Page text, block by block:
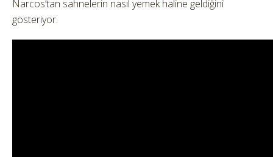
Narcos’tan sahnelerin nasıl yemek haline geldiğini
gösteriyor.